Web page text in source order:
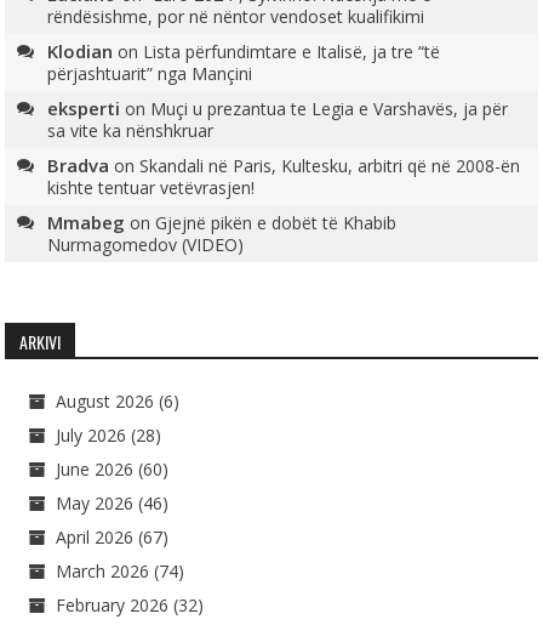
rëndësishme, por në nëntor vendoset kualifikimi
Klodian on Lista përfundimtare e Italisë, ja tre “të
përjashtuarit” nga Mançini
eksperti on Muçi u prezantua te Legia e Varshavës, ja për
sa vite ka nënshkruar
Bradva onSkandali në Paris, Kultesku, arbitri që në 2008-ën
kishte tentuar vetëvrasjen!
Mmabeg onGjejnë pikën e dobët të Khabib
Nurmagomedov (VIDEO)
ARKIVI
August 2026 (6)
July 2026 (28)
June 2026 (60)
May 2026 (46)
April 2026 (67)
March 2026 (74)
February 2026 (32)